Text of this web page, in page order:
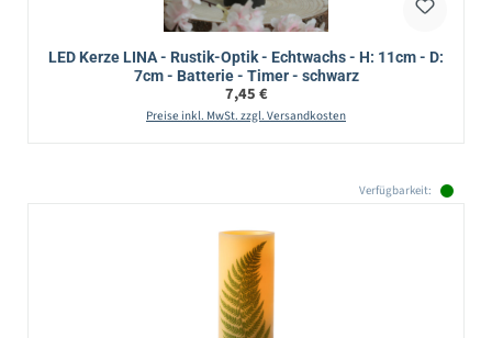
LED Kerze LINA - Rustik-Optik - Echtwachs - H: 11cm - D:
7cm - Batterie - Timer - schwarz
Regulärer Preis:
7,45 €
Preise inkl. MwSt. zzgl. Versandkosten
Verfügbarkeit: